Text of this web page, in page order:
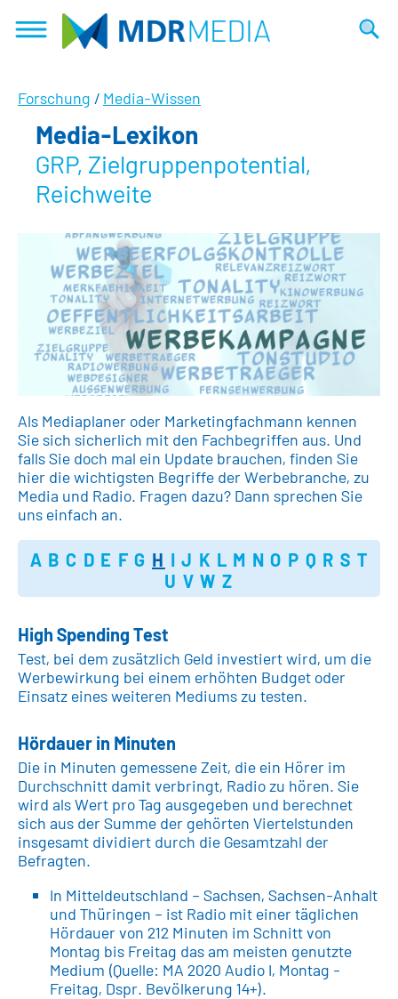
zum
Suche
Forschung / Media-Wissen
Media-Lexikon
GRP, Zielgruppenpotential,
Reichweite
Als Mediaplaner oder Marketingfachmann kennen
Sie sich sicherlich mit den Fachbegriffen aus. Und
falls Sie doch mal ein Update brauchen, finden Sie
hier die wichtigsten Begriffe der Werbebranche, zu
Media und Radio. Fragen dazu? Dann sprechen Sie
uns einfach an.
A B C D E F G H I J K L M N O P Q R S T
U V W Z
High Spending Test
Test, bei dem zusätzlich Geld investiert wird, um die
Werbewirkung bei einem erhöhten Budget oder
Einsatz eines weiteren Mediums zu testen.
Hördauer in Minuten
Die in Minuten gemessene Zeit, die ein Hörer im
Durchschnitt damit verbringt, Radio zu hören. Sie
wird als Wert pro Tag ausgegeben und berechnet
sich aus der Summe der gehörten Viertelstunden
insgesamt dividiert durch die Gesamtzahl der
Befragten.
In Mitteldeutschland – Sachsen, Sachsen-Anhalt
und Thüringen – ist Radio mit einer täglichen
Hördauer von 212 Minuten im Schnitt von
Montag bis Freitag das am meisten genutzte
Medium (Quelle: MA 2020 Audio I, Montag -
Freitag, Dspr. Bevölkerung 14+).